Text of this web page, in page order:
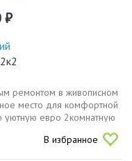
₽
ремонтом в живописном
место для комфортной
евро 2комнатную
улица мира,
В избранное